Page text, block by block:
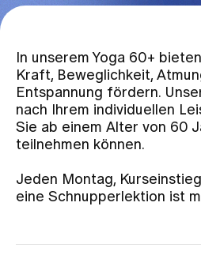
Aufenthalt
Team
In unserem Yoga 60+
Kraft, Beweglichkeit,
Entspannung fördern.
nach Ihrem individuellen
Sie ab einem Alter von 60
teilnehmen können.
Jeden Montag,
eine Schnupperlektion ist